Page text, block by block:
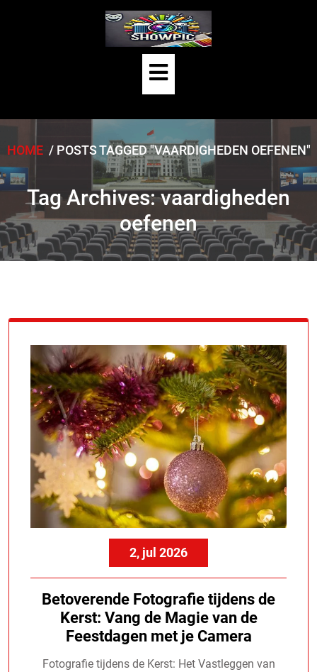
Open
Button
HOME/ POSTS TAGGED "VAARDIGHEDEN OEFENEN"
Tag Archives: vaardigheden
oefenen
2, jul 2026
Betoverende Fotografie tijdens de
Kerst: Vang de Magie van de
Feestdagen met je Camera
Fotografie tijdens de Kerst: Het Vastleggen van